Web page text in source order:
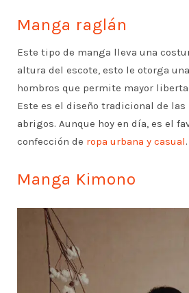
Manga raglán
Este tipo de manga lleva una
altura del escote, esto le otorga
hombros que permite mayor
Este es el diseño tradicional de las
abrigos. Aunque hoy en día, es el
confección de ropa urbana y casual.
Manga Kimono